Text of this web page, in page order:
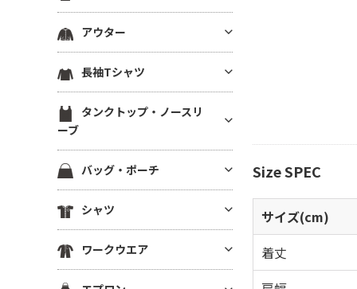
Size SPEC
サイズ(cm)
着丈
ツ
リサイクル素材Tシャツ
7分袖・5分袖（ハーフスリー
ブ）
ラグランTシャツ
後染め・タイダイTシャツ
クロップドTシャツ
きれいめ・上質プレミアムTシ
ボーダーTシャツ
グラフィックTシャツ
ワンピース・チュニック
ポケ付きポロシャツ
ボタンダウンポロシャツ
ドライスウェット トレーナー
ビッグシルエット トレーナー
中肉パーカー(9～10.9oz)
厚手パーカー(11oz～)
裏毛(裏パイル)パーカー
裏起毛パーカー
ドライスウェット パーカー
パーカーその他
スウェットショーツ
スウェットジャケット
スウェットカーディガン
半袖スウェット
スポーツウエア トップス(半袖)
スポーツウエア トップス(長袖)
スポーツウエア ノースリーブ
ジャージ トラックパンツ
ハーフパンツ・ショーツ
ロングパンツ
スポーツ用インナー
ビブス
アウター
ブルゾン(裏地なし)
ブルゾン(裏地あり)
ブルゾン(厚手・防寒）
イベントブルゾン
コーチジャケット
スタジアムジャンパー
スポーツジャケット
フリースジャケット
長袖Tシャツ
定番無地長袖Tシャツ
ドライ・機能性長袖Tシャツ
薄手長袖Tシャツ(4.9oz以下)
中肉長袖厚Tシャツ(5～5.5oz)
ヘビーウエイト長袖Tシャツ(5.
6～6.4oz)
厚手長袖Tシャツ(6.5oz～)
ビッグシルエット長袖Tシャツ
タンクトップ・ノースリ
ーブ
タンクトップ
ノースリーブ
ドライノースリーブ
キャミソール
バッグ・ポーチ
コットンバッグ
キャンバストートバッグ
ナイロン・ポリエステルバッグ
シャツ
半袖シャツ
長袖シャツ
ワークウエア
ワークシャツ(半袖)